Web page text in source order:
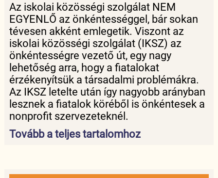
Az iskolai közösségi szolgálat NEM
EGYENLŐ az önkéntességgel, bár sokan
tévesen akként emlegetik. Viszont az
iskolai közösségi szolgálat (IKSZ) az
önkéntességre vezető út, egy nagy
lehetőség arra, hogy a fiatalokat
érzékenyítsük a társadalmi problémákra.
Az IKSZ letelte után így nagyobb arányban
lesznek a fiatalok köréből is önkéntesek a
nonprofit szervezeteknél.
Tovább a teljes tartalomhoz